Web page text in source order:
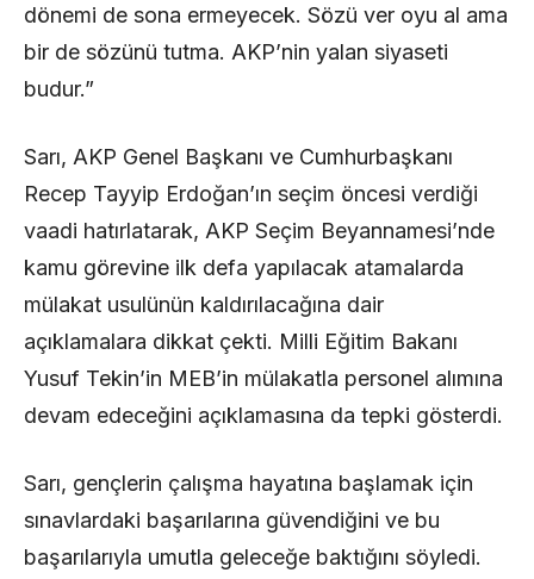
dönemi de sona ermeyecek. Sözü ver oyu al ama
bir de sözünü tutma. AKP’nin yalan siyaseti
budur.”
Sarı, AKP Genel Başkanı ve Cumhurbaşkanı
Recep Tayyip Erdoğan’ın seçim öncesi verdiği
vaadi hatırlatarak, AKP Seçim Beyannamesi’nde
kamu görevine ilk defa yapılacak atamalarda
mülakat usulünün kaldırılacağına dair
açıklamalara dikkat çekti. Milli Eğitim Bakanı
Yusuf Tekin’in MEB’in mülakatla personel alımına
devam edeceğini açıklamasına da tepki gösterdi.
Sarı, gençlerin çalışma hayatına başlamak için
sınavlardaki başarılarına güvendiğini ve bu
başarılarıyla umutla geleceğe baktığını söyledi.